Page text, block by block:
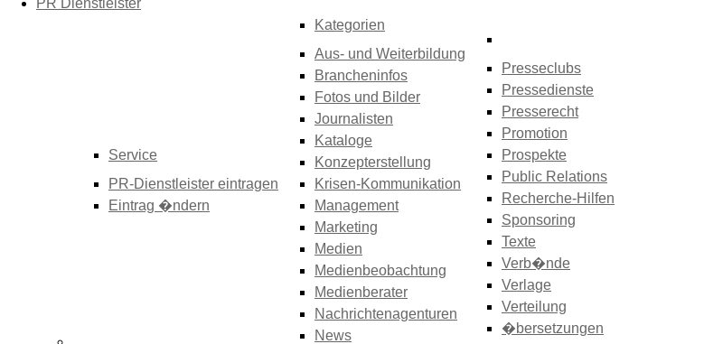
PR Dienstleister
Service
PR-Dienstleister eintragen
Eintrag �ndern
Kategorien
Aus- und Weiterbildung
Brancheninfos
Fotos und Bilder
Journalisten
Kataloge
Konzepterstellung
Krisen-Kommunikation
Management
Marketing
Medien
Medienbeobachtung
Medienberater
Nachrichtenagenturen
News
Presseclubs
Pressedienste
Presserecht
Promotion
Prospekte
Public Relations
Recherche-Hilfen
Sponsoring
Texte
Verb�nde
Verlage
Verteilung
�bersetzungen